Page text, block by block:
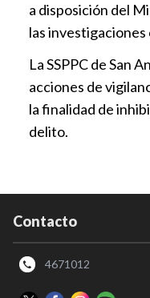
a disposición del
las
La SSPPC de San
acciones de
la finalidad de
delito.
Contacto
4671012